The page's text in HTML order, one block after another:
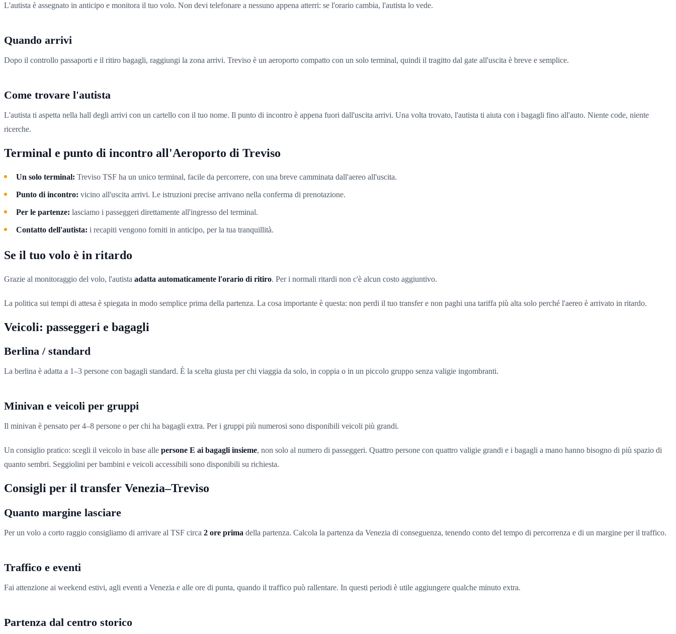
L'autista è assegnato in anticipo e monitora il tuo volo. Non devi telefonare a nessuno appena atterri: se l'orario cambia, l'autista lo vede.
Quando arrivi
Dopo il controllo passaporti e il ritiro bagagli, raggiungi la zona arrivi. Treviso è un aeroporto compatto con un solo terminal, quindi il tragitto dal gate all'uscita è breve e semplice.
Come trovare l'autista
L'autista ti aspetta nella hall degli arrivi con un cartello con il tuo nome. Il punto di incontro è appena fuori dall'uscita arrivi. Una volta trovato, l'autista ti aiuta con i bagagli fino all'auto. Niente code, niente
ricerche.
Terminal e punto di incontro all'Aeroporto di Treviso
Un solo terminal: Treviso TSF ha un unico terminal, facile da percorrere, con una breve camminata dall'aereo all'uscita.
Punto di incontro: vicino all'uscita arrivi. Le istruzioni precise arrivano nella conferma di prenotazione.
Per le partenze: lasciamo i passeggeri direttamente all'ingresso del terminal.
Contatto dell'autista: i recapiti vengono forniti in anticipo, per la tua tranquillità.
Se il tuo volo è in ritardo
Grazie al monitoraggio del volo, l'autista adatta automaticamente l'orario di ritiro. Per i normali ritardi non c'è alcun costo aggiuntivo.
La politica sui tempi di attesa è spiegata in modo semplice prima della partenza. La cosa importante è questa: non perdi il tuo transfer e non paghi una tariffa più alta solo perché l'aereo è arrivato in ritardo.
Veicoli: passeggeri e bagagli
Berlina / standard
La berlina è adatta a 1–3 persone con bagagli standard. È la scelta giusta per chi viaggia da solo, in coppia o in un piccolo gruppo senza valigie ingombranti.
Minivan e veicoli per gruppi
Il minivan è pensato per 4–8 persone o per chi ha bagagli extra. Per i gruppi più numerosi sono disponibili veicoli più grandi.
Un consiglio pratico: scegli il veicolo in base alle persone E ai bagagli insieme, non solo al numero di passeggeri. Quattro persone con quattro valigie grandi e i bagagli a mano hanno bisogno di più spazio di
quanto sembri. Seggiolini per bambini e veicoli accessibili sono disponibili su richiesta.
Consigli per il transfer Venezia–Treviso
Quanto margine lasciare
Per un volo a corto raggio consigliamo di arrivare al TSF circa 2 ore prima della partenza. Calcola la partenza da Venezia di conseguenza, tenendo conto del tempo di percorrenza e di un margine per il traffico.
Traffico e eventi
Fai attenzione ai weekend estivi, agli eventi a Venezia e alle ore di punta, quando il traffico può rallentare. In questi periodi è utile aggiungere qualche minuto extra.
Partenza dal centro storico